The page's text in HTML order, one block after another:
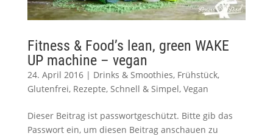
Fitness & Food’s lean, green WAKE
UP machine – vegan
24. April 2016| Drinks & Smoothies, Frühstück,
Glutenfrei, Rezepte, Schnell & Simpel, Vegan
Dieser Beitrag ist passwortgeschützt. Bitte gib das
Passwort ein, um diesen Beitrag anschauen zu